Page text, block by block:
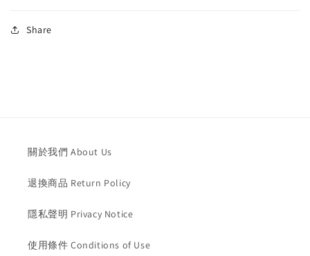
Share
關於我們 About Us
退換商品 Return Policy
隱私聲明 Privacy Notice
使用條件 Conditions of Use